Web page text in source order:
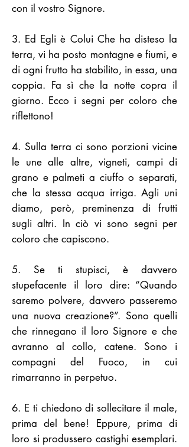
con il vostro Signore.
3. Ed Egli è Colui Che ha disteso la
terra, vi ha posto montagne e fiumi, e
di ogni frutto ha stabilito, in essa, una
coppia. Fa sì che la notte copra il
giorno. Ecco i segni per coloro che
riflettono!
4. Sulla terra ci sono porzioni vicine
le une alle altre, vigneti, campi di
grano e palmeti a ciuffo o separati,
che la stessa acqua irriga. Agli uni
diamo, però, preminenza di frutti
sugli altri. In ciò vi sono segni per
coloro che capiscono.
5. Se ti stupisci, è davvero
stupefacente il loro dire: “Quando
saremo polvere, davvero passeremo
una nuova creazione?”. Sono quelli
che rinnegano il loro Signore e che
avranno al collo, catene. Sono i
compagni del Fuoco, in cui
rimarranno in perpetuo.
6. E ti chiedono di sollecitare il male,
prima del bene! Eppure, prima di
loro si produssero castighi esemplari.